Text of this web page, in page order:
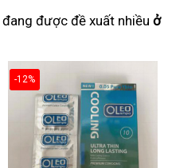
đang được đề xuất nhiều ở
-12%